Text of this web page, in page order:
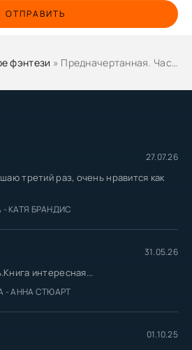
27.07.26
третий раз, очень нравится как
КАТЯ БРАНДИС
31.05.26
интересная...
- АННА СТЮАРТ
01.10.25
ОТПРАВИТЬ
фэнтези » Предначертанная. Часть 2 - Шахназ Сайн